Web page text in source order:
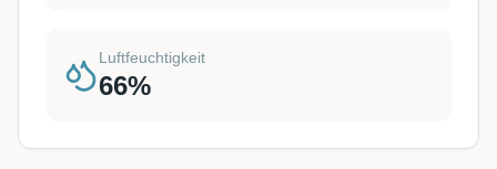
Luftfeuchtigkeit
66%